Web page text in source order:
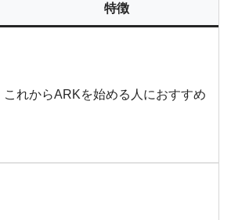
特徴
これからARKを始める人におすすめ